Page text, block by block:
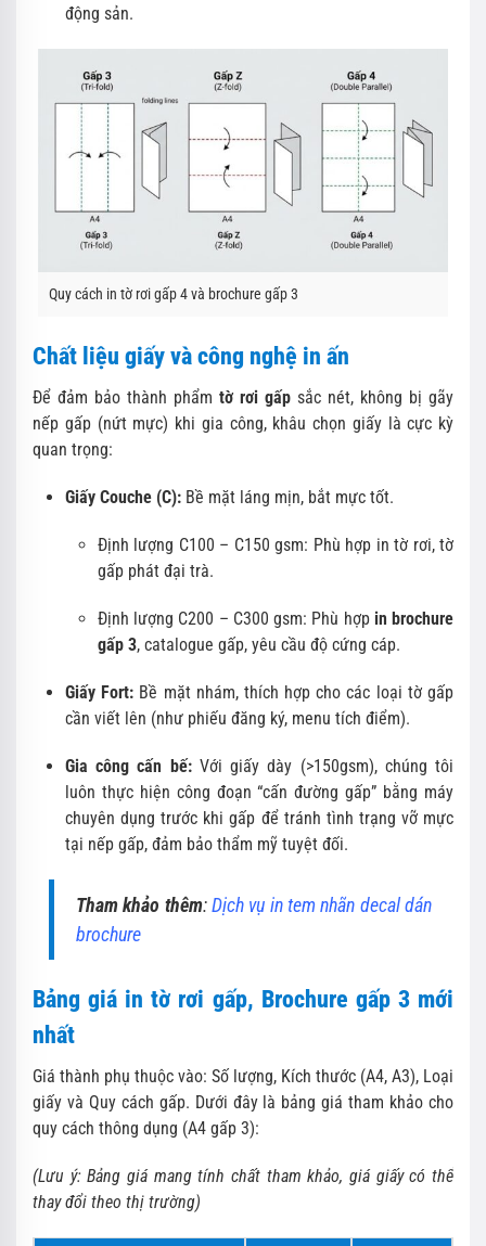
động sản.
Quy cách in tờ rơi gấp 4 và brochure gấp 3
Chất liệu giấy và công nghệ in ấn
Để đảm bảo thành phẩm tờ rơi gấp sắc nét, không bị gãy
nếp gấp (nứt mực) khi gia công, khâu chọn giấy là cực kỳ
quan trọng:
Giấy Couche (C): Bề mặt láng mịn, bắt mực tốt.
Định lượng C100 – C150 gsm: Phù hợp in tờ rơi, tờ
gấp phát đại trà.
Định lượng C200 – C300 gsm: Phù hợp in brochure
gấp 3, catalogue gấp, yêu cầu độ cứng cáp.
Giấy Fort: Bề mặt nhám, thích hợp cho các loại tờ gấp
cần viết lên (như phiếu đăng ký, menu tích điểm).
Gia công cấn bế:Với giấy dày (>150gsm), chúng tôi
luôn thực hiện công đoạn “cấn đường gấp” bằng máy
chuyên dụng trước khi gấp để tránh tình trạng vỡ mực
tại nếp gấp, đảm bảo thẩm mỹ tuyệt đối.
Tham khảo thêm:Dịch vụ in tem nhãn decal dán
brochure
Bảng giá in tờ rơi gấp, Brochure gấp 3 mới
nhất
Giá thành phụ thuộc vào: Số lượng, Kích thước (A4, A3), Loại
giấy và Quy cách gấp. Dưới đây là bảng giá tham khảo cho
quy cách thông dụng (A4 gấp 3):
(Lưu ý: Bảng giá mang tính chất tham khảo, giá giấy có thể
thay đổi theo thị trường)